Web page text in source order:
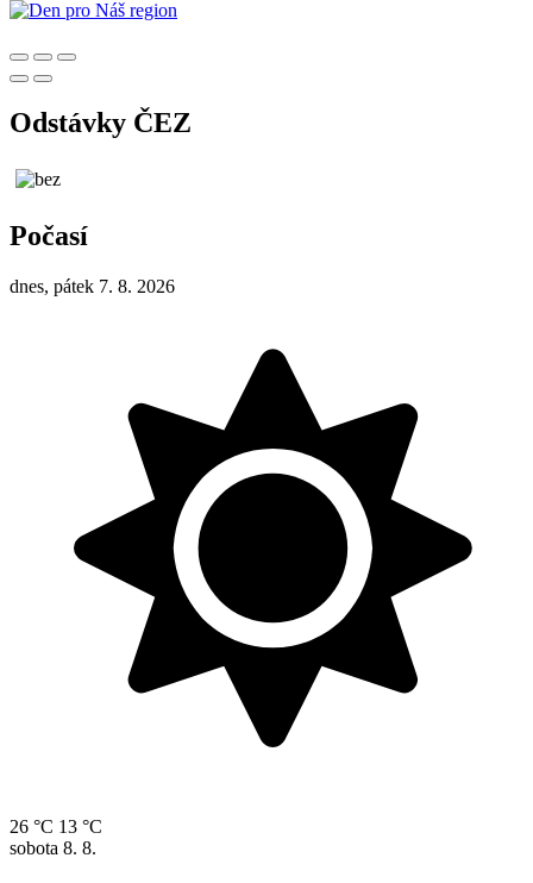
Odstávky ČEZ
Počasí
dnes, pátek 7. 8. 2026
26 °C 13 °C
sobota 8. 8.